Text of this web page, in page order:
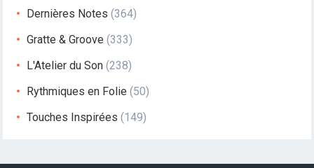
Dernières Notes (364)
Gratte & Groove (333)
L'Atelier du Son (238)
Rythmiques en Folie (50)
Touches Inspirées (149)